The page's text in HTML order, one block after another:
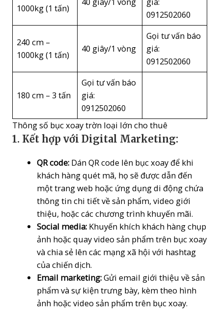
1000kg (1 tấn)
0912502060
240 cm –
1000kg (1 tấn)
40 giây/1 vòng
Gọi tư vấn báo
giá:
0912502060
180 cm – 3 tấn
Gọi tư vấn báo
giá:
0912502060
Thông số bục xoay trờn loại lớn cho thuê
1. Kết hợp với Digital Marketing:
QR code:Dán QR code lên bục xoay để khi
khách hàng quét mã, họ sẽ được dẫn đến
một trang web hoặc ứng dụng di động chứa
thông tin chi tiết về sản phẩm, video giới
thiệu, hoặc các chương trình khuyến mãi.
Social media:Khuyến khích khách hàng chụp
ảnh hoặc quay video sản phẩm trên bục xoay
và chia sẻ lên các mạng xã hội với hashtag
của chiến dịch.
Email marketing:Gửi email giới thiệu về sản
phẩm và sự kiện trưng bày, kèm theo hình
ảnh hoặc video sản phẩm trên bục xoay.